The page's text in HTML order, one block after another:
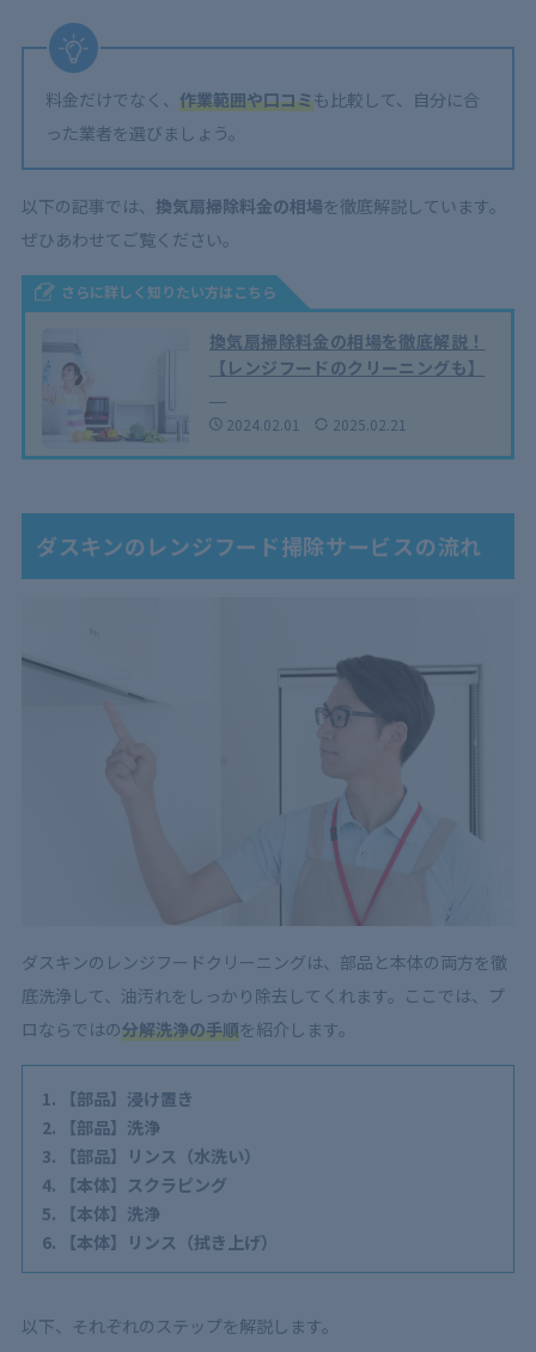
料金だけでなく、 作業範囲や口コミも比較して、自分に合
った業者を選びましょう。
以下の記事では、 換気扇掃除料金の相場を徹底解説しています。
ぜひあわせてご覧ください。
さらに詳しく知りたい方はこちら
換気扇掃除料金の相場を徹底解説！
【レンジフードのクリーニングも】
2024.02.01 2025.02.21
ダスキンのレンジフード掃除サービスの流れ
ダスキンのレンジフードクリーニングは、部品と本体の両方を徹
底洗浄して、油汚れをしっかり除去してくれます。ここでは、プ
ロならではの分解洗浄の手順を紹介します。
【部品】浸け置き
【部品】洗浄
【部品】リンス（水洗い）
【本体】スクラピング
【本体】洗浄
【本体】リンス（拭き上げ）
以下、それぞれのステップを解説します。